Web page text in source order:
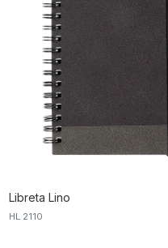
Libreta Lino
HL 2110